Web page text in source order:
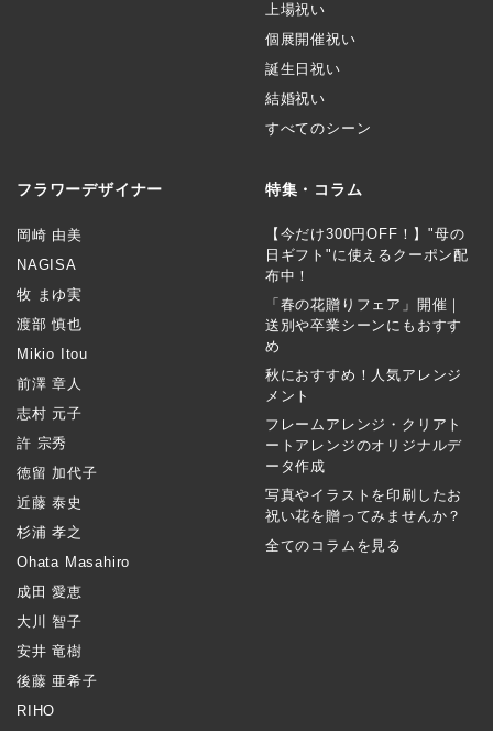
上場祝い
個展開催祝い
誕生日祝い
結婚祝い
すべてのシーン
フラワーデザイナー
岡崎 由美
NAGISA
牧 まゆ実
渡部 慎也
Mikio Itou
前澤 章人
志村 元子
許 宗秀
徳留 加代子
近藤 泰史
杉浦 孝之
Ohata Masahiro
成田 愛恵
大川 智子
安井 竜樹
後藤 亜希子
RIHO
特集・コラム
【今だけ300円OFF！】"母の
日ギフト"に使えるクーポン配
布中！
「春の花贈りフェア」開催｜
送別や卒業シーンにもおすす
め
秋におすすめ！人気アレンジ
メント
フレームアレンジ・クリアト
ートアレンジのオリジナルデ
ータ作成
写真やイラストを印刷したお
祝い花を贈ってみませんか？
全てのコラムを見る